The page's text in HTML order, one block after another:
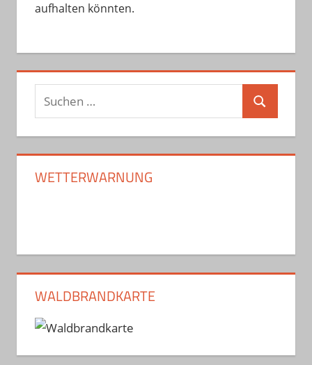
aufhalten könnten.
Suchen
nach:
Suchen
WETTERWARNUNG
WALDBRANDKARTE